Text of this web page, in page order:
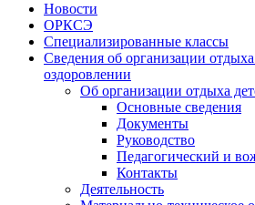
Новости
ОРКСЭ
Специализированные классы
Сведения об организации
оздоровлении
Об организации отдыха
Основные сведения
Документы
Руководство
Педагогический и
Контакты
Деятельность